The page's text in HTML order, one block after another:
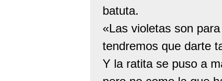
batuta.
«Las violetas son
tendremos que darte
Y la ratita se puso a